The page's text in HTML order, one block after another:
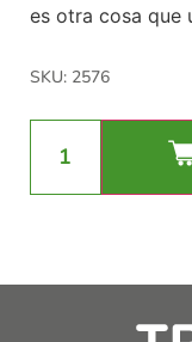
es otra cosa que
SKU: 2576